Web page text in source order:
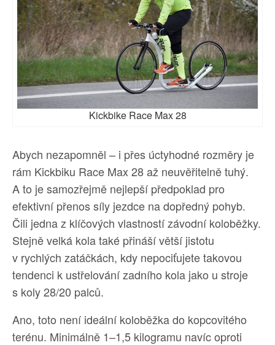
Kickbike Race Max 28
Abych nezapomněl – i přes úctyhodné rozměry je
rám Kickbiku Race Max 28 až neuvěřitelně tuhý.
A to je samozřejmě nejlepší předpoklad pro
efektivní přenos síly jezdce na dopředný pohyb.
Čili jedna z klíčových vlastností závodní koloběžky.
Stejně velká kola také přináší větší jistotu
v rychlých zatáčkách, kdy nepociťujete takovou
tendenci k ustřelování zadního kola jako u stroje
s koly 28/20 palců.
Ano, toto není ideální koloběžka do kopcovitého
terénu. Minimálně 1–1,5 kilogramu navíc oproti